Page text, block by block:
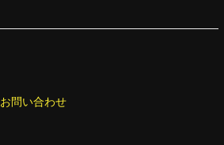
お問い合わせ